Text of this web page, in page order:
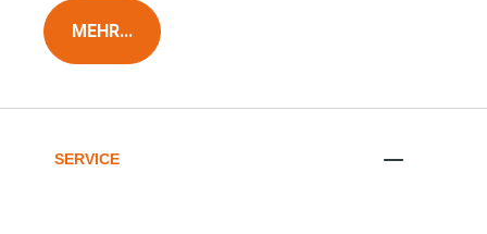
MEHR...
SERVICE